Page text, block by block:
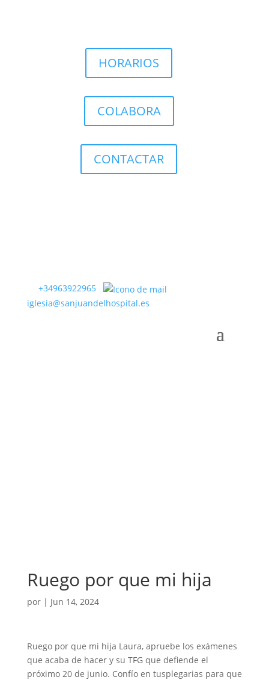
HORARIOS
COLABORA
CONTACTAR
+34963922965
iglesia@sanjuandelhospital.es
Ruego por que mi hija
por | Jun 14, 2024
Ruego por que mi hija Laura, apruebe los exámenes
que acaba de hacer y su TFG que defiende el
próximo 20 de junio. Confío en tusplegarias para que